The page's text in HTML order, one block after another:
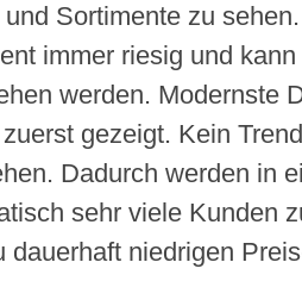
Sortimente zu
immer riesig und
werden. Modernste
gezeigt. Kein
Dadurch werden in
sehr viele Kunden
dauerhaft niedrigen